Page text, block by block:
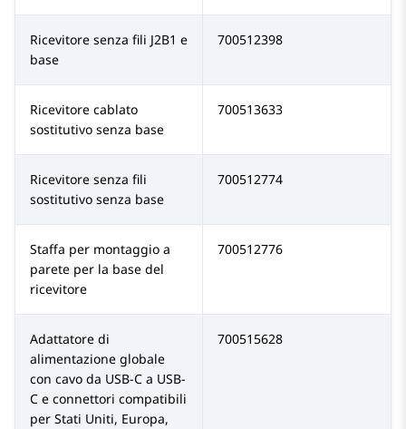
Ricevitore senza fili J2B1 e
base
700512398
Ricevitore cablato
sostitutivo senza base
700513633
Ricevitore senza fili
sostitutivo senza base
700512774
Staffa per montaggio a
parete per la base del
ricevitore
700512776
Adattatore di
alimentazione globale
con cavo da USB-C a USB-
C e connettori compatibili
per Stati Uniti, Europa,
700515628